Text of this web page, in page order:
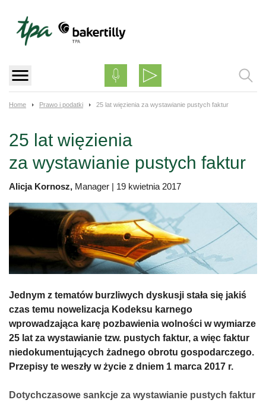
content
Home Prawo i podatki 25 lat więzienia za wystawianie pustych faktur
25 lat więzienia
za wystawianie pustych faktur
Alicja Kornosz, Manager | 19 kwietnia 2017
Jednym z tematów burzliwych dyskusji stała się jakiś
czas temu nowelizacja Kodeksu karnego
wprowadzająca karę pozbawienia wolności w wymiarze
25 lat za wystawianie tzw. pustych faktur, a więc faktur
niedokumentujących żadnego obrotu gospodarczego.
Przepisy te weszły w życie z dniem 1 marca 2017 r.
Dotychczasowe sankcje za wystawianie pustych faktur